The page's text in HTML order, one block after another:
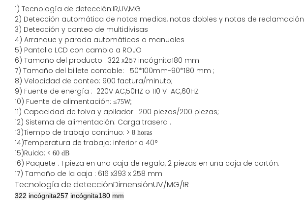
1) Tecnología de detección:IR,UV,MG
2) Detección automática de notas medias, notas dobles y notas de reclamación
3) Detección y conteo de multidivisas
4) Arranque y parada automáticos o manuales
5) Pantalla LCD con cambio a ROJO
6) Tamaño del producto : 322 x257 incógnita180 mm
7) Tamaño del billete contable: 50*100mm-90*180 mm ;
8) Velocidad de conteo: 900 factura/minuto;
9) Fuente de energía : 220V AC,50HZ o 110 V AC,60HZ
10) Fuente de alimentación: ≤75W;
11) Capacidad de tolva y apilador : 200 piezas/200 piezas;
12) Sistema de alimentación: Carga trasera .
13)Tiempo de trabajo continuo: > 8 horas
14)Temperatura de trabajo: inferior a 40°
15)Ruido: < 60 dB
16) Paquete : 1 pieza en una caja de regalo, 2 piezas en una caja de cartón.
17) Tamaño de la caja : 616 x393 x 258 mm
Tecnología de detecciónDimensiónUV/MG/IR
322 incógnita257 incógnita180 mm